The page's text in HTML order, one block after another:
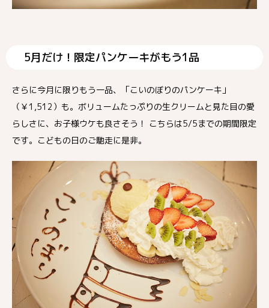
5月だけ！限定パンケーキがもう1品
さらに今月に限りもう一品、「こいのぼりのパンケーキ」
（￥1,512）も。ボリュームたっぷりの生クリームと見た目の愛
らしさに、お子様ウケも良さそう！ こちらは5/5までの期間限定
です。こどもの日のご馳走に是非。